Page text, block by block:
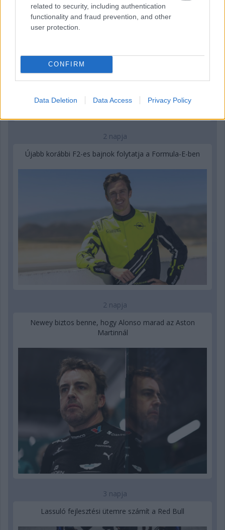
related to security, including authentication
functionality and fraud prevention, and other
user protection.
CONFIRM
Data Deletion Data Access Privacy Policy
2 napja
Újabb korábbi F2-es bajnok folytatja a Formula-E-ben
2 napja
Newey biztos benne, hogy Alonso marad az Aston
Martinnál
3 napja
Lassuló fejlesztési ütemre számít a Red Bull